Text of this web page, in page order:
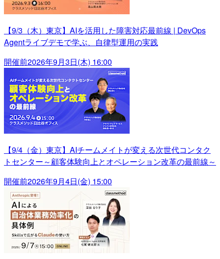
【9/3（木）東京】AIを活用した障害対応最前線 | DevOps
Agentライブデモで学ぶ、自律型運用の実践
開催前2026年9月3日(木) 16:00
【9/4（金）東京】AIチームメイトが変える次世代コンタク
トセンター～顧客体験向上とオペレーション改革の最前線～
開催前2026年9月4日(金) 15:00